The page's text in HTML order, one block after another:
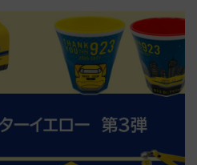
を満喫しよう